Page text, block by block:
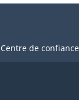
Centre de confiance